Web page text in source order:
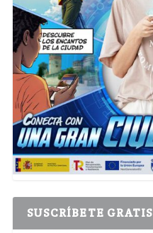
SUSCRÍBETE GRATIS